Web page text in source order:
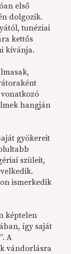
első
dolgozik.
tunéziai
kettős
kívánja.
hangján
gyökereit
szüleit,
ismerkedik
képtelen
így saját
A
vándorlásra